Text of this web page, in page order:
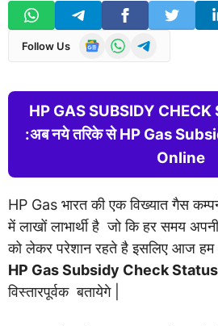
Follow Us
HP GAS SUBSIDY CHECK
:अब नये तरिके से HP Gas
Online
HP Gas भारत की एक विख्यात गैस
में लाखों लाभार्थी है जो कि हर समय
को लेकर परेशान रहते है इसलिए आज
HP Gas Subsidy Check
विस्तारपूर्वक बतायेगे |